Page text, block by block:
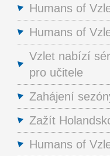
Humans of
Humans of
Vzlet nabízí
pro učitele
Zahájení
Zažít
Humans of